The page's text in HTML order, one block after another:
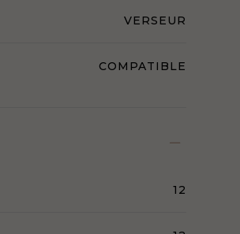
VERSEUR
COMPATIBLE
12